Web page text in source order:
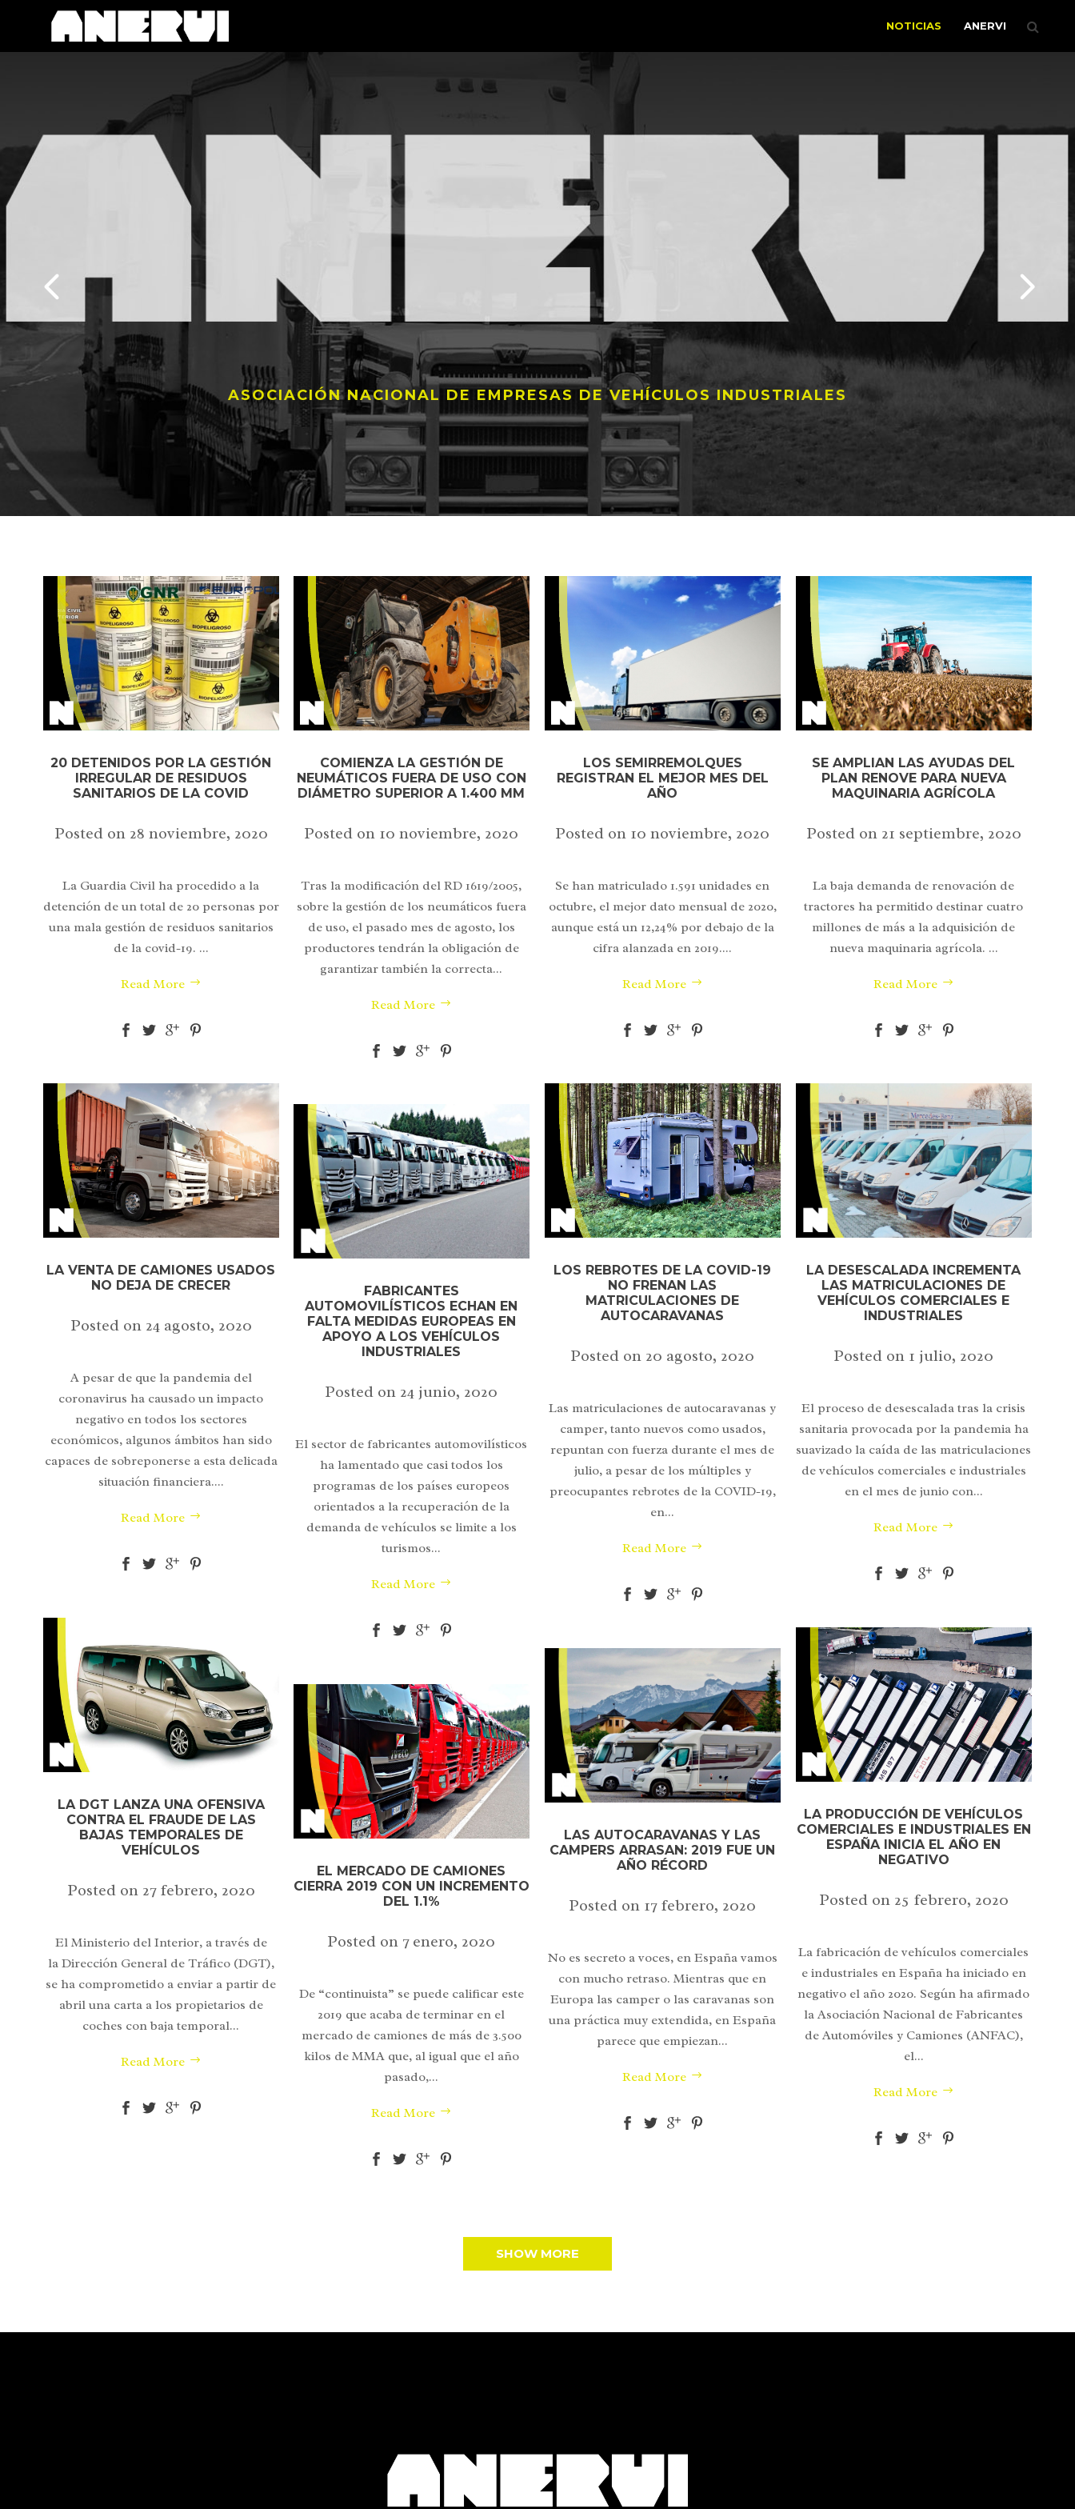
NOTICIAS ANERVI
ASOCIACIÓN NACIONAL DE EMPRESAS DE VEHÍCULOS INDUSTRIALES
20 DETENIDOS POR LA GESTIÓN
IRREGULAR DE RESIDUOS
SANITARIOS DE LA COVID
Posted on28 noviembre, 2020
La Guardia Civil ha procedido a la
detención de un total de 20 personas por
una mala gestión de residuos sanitarios
de la covid-19. ...
Read More
COMIENZA LA GESTIÓN DE
NEUMÁTICOS FUERA DE USO CON
DIÁMETRO SUPERIOR A 1.400 MM
Posted on 10 noviembre, 2020
Tras la modificación del RD 1619/2005,
sobre la gestión de los neumáticos fuera
de uso, el pasado mes de agosto, los
productores tendrán la obligación de
garantizar también la correcta...
Read More
LOS SEMIRREMOLQUES
REGISTRAN EL MEJOR MES DEL
AÑO
Posted on 10 noviembre, 2020
Se han matriculado 1.591 unidades en
octubre, el mejor dato mensual de 2020,
aunque está un 12,24% por debajo de la
cifra alanzada en 2019....
Read More
SE AMPLIAN LAS AYUDAS DEL
PLAN RENOVE PARA NUEVA
MAQUINARIA AGRÍCOLA
Posted on21 septiembre, 2020
La baja demanda de renovación de
tractores ha permitido destinar cuatro
millones de más a la adquisición de
nueva maquinaria agrícola. ...
Read More
LA VENTA DE CAMIONES USADOS
NO DEJA DE CRECER
Posted on24 agosto, 2020
A pesar de que la pandemia del
coronavirus ha causado un impacto
negativo en todos los sectores
económicos, algunos ámbitos han sido
capaces de sobreponerse a esta delicada
situación financiera....
Read More
LOS REBROTES DE LA COVID-19
NO FRENAN LAS
MATRICULACIONES DE
AUTOCARAVANAS
Posted on 20 agosto, 2020
Las matriculaciones de autocaravanas y
camper, tanto nuevos como usados,
repuntan con fuerza durante el mes de
julio, a pesar de los múltiples y
preocupantes rebrotes de la COVID-19,
en...
Read More
LA DESESCALADA INCREMENTA
LAS MATRICULACIONES DE
VEHÍCULOS COMERCIALES E
INDUSTRIALES
Posted on 1 julio, 2020
El proceso de desescalada tras la crisis
sanitaria provocada por la pandemia ha
suavizado la caída de las matriculaciones
de vehículos comerciales e industriales
en el mes de junio con...
Read More
FABRICANTES
AUTOMOVILÍSTICOS ECHAN EN
FALTA MEDIDAS EUROPEAS EN
APOYO A LOS VEHÍCULOS
INDUSTRIALES
Posted on 24 junio, 2020
El sector de fabricantes automovilísticos
ha lamentado que casi todos los
programas de los países europeos
orientados a la recuperación de la
demanda de vehículos se limite a los
turismos...
Read More
LA DGT LANZA UNA OFENSIVA
CONTRA EL FRAUDE DE LAS
BAJAS TEMPORALES DE
VEHÍCULOS
Posted on27 febrero, 2020
El Ministerio del Interior, a través de
la Dirección General de Tráfico (DGT),
se ha comprometido a enviar a partir de
abril una carta a los propietarios de
coches con baja temporal...
Read More
LA PRODUCCIÓN DE VEHÍCULOS
COMERCIALES E INDUSTRIALES EN
ESPAÑA INICIA EL AÑO EN
NEGATIVO
Posted on25 febrero, 2020
La fabricación de vehículos comerciales
e industriales en España ha iniciado en
negativo el año 2020. Según ha afirmado
la Asociación Nacional de Fabricantes
de Automóviles y Camiones (ANFAC),
el...
Read More
LAS AUTOCARAVANAS Y LAS
CAMPERS ARRASAN: 2019 FUE UN
AÑO RÉCORD
Posted on 17 febrero, 2020
No es secreto a voces, en España vamos
con mucho retraso. Mientras que en
Europa las camper o las caravanas son
una práctica muy extendida, en España
parece que empiezan...
Read More
EL MERCADO DE CAMIONES
CIERRA 2019 CON UN INCREMENTO
DEL 1.1%
Posted on 7 enero, 2020
De “continuista” se puede calificar este
2019 que acaba de terminar en el
mercado de camiones de más de 3.500
kilos de MMA que, al igual que el año
pasado,...
Read More
SHOW MORE